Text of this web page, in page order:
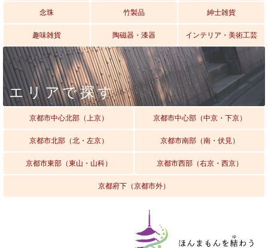
念珠 竹製品 紳士雑貨
趣味雑貨 陶磁器・漆器 インテリア・美術工芸
エリアで探す
京都市中心北部（上京） 京都市中心部（中京・下京）
京都市北部（北・左京） 京都市南部（南・伏見）
京都市東部（東山・山科） 京都市西部（右京・西京）
京都府下（京都市外）